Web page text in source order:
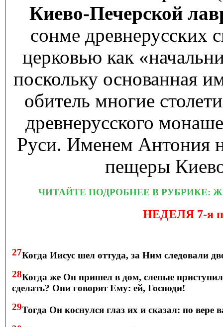
Киево-Печерской
сонме древнерусских
церковью как
поскольку основанная
обитель многие
древнерусского
Руси. Именем Антония
пещеры
ЧИТАЙТЕ ПОДРОБНЕЕ В РУБРИКЕ:
НЕДЕЛЯ 7-я
27Когда Иисус шел оттуда, за Ним следовали
28Когда же Он пришел в дом, слепые
сделать? Они говорят Ему: ей, Господи!
29Тогда Он коснулся глаз их и сказал: по вере